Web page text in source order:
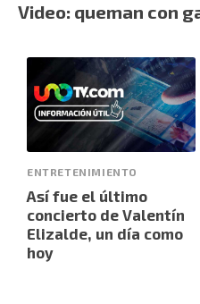
Video: queman con
ENTRETENIMIENTO
Así fue el último
concierto de Valentín
Elizalde, un día como
hoy